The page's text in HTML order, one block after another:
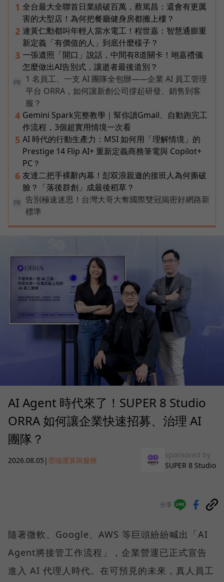
1 全台最大全聯首日業績破百萬，蔡篤昌：還會有更厲
害的大型店！為何把餐廳健身房都搬上樓？
2 連黃仁勳都叫年輕人當水電工！程世嘉：智慧通膨重
新定義「有價值的人」到底什麼樣子？
3 一張遺照「開口」說話，中間有8道關卡！翊嘉禮儀
怎麼做出AI告別式，讓逝者最後道別？
PR
1 名員工、一支 AI 團隊全包辦——企業 AI 員工管理
平台 ORRA，如何讓新創公司撐起研發、銷售到客
服？
4 Gemini Spark完整教學｜幫你讀Gmail、自動跑完工
作流程，3個超實用情境一次看
5 AI 時代的行動生產力：MSI 如何用「理解情境」的
Prestige 14 Flip AI+ 重新定義商務筆電與 Copilot+
PC？
6 友達二把手裸辭內幕！彭双浪親邀的接班人為何撕破
臉？「落後群創」成最後稻草？
PR
告別極速迷思！台灣大哥大奪國際雙冠揭密好網路新
標準
AI Agent 時代來了！SUPER 8 Studio
ORRA 如何讓企業快速招募、治理 AI
團隊？
2026.08.05 | 雲端運算與服務
sponsored by
SUPER 8 Studio
分享
隨著微軟、Google、AWS 等巨頭紛紛喊出「AI
Agent將接管工作流程」，企業營運已正式宣告
進入 AI 代理人時代。在可預見的未來，真人員工